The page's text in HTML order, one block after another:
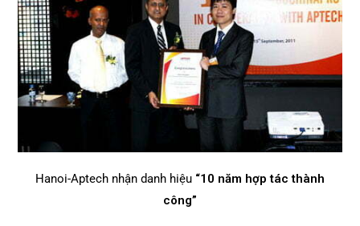
Hanoi-Aptech nhận danh hiệu “10 năm hợp tác thành
công”